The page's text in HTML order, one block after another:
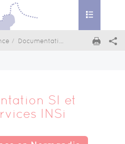
Toggle
Documentation SI et Téléservices INSi
SI et
INSi